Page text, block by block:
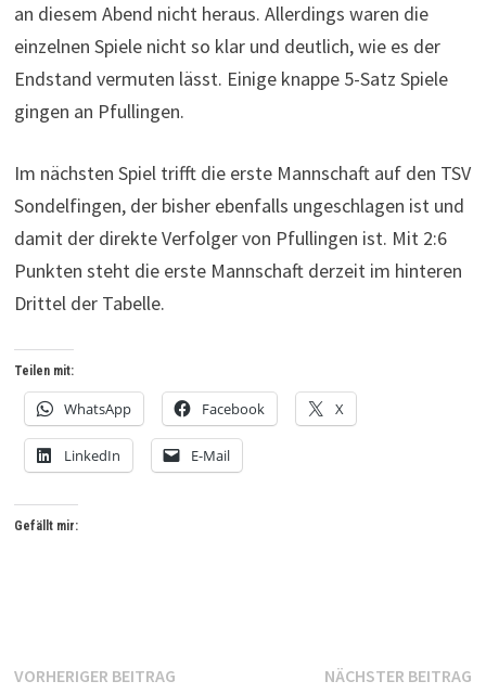
an diesem Abend nicht heraus. Allerdings waren die
einzelnen Spiele nicht so klar und deutlich, wie es der
Endstand vermuten lässt. Einige knappe 5-Satz Spiele
gingen an Pfullingen.
Im nächsten Spiel trifft die erste Mannschaft auf den TSV
Sondelfingen, der bisher ebenfalls ungeschlagen ist und
damit der direkte Verfolger von Pfullingen ist. Mit 2:6
Punkten steht die erste Mannschaft derzeit im hinteren
Drittel der Tabelle.
Teilen mit:
WhatsApp Facebook X
LinkedIn E-Mail
Gefällt mir:
Beitrags-
VORHERIGER BEITRAGVorheriger
NÄCHSTER BEITRAG